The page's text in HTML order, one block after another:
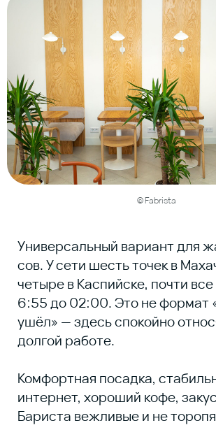
© Fabrista
мероприятий, советы и другие
полезные материалы
НАША
РАССЫЛКА